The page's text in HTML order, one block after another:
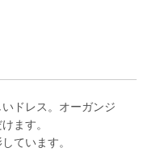
ドレス。オーガンジ
ます。
ています。